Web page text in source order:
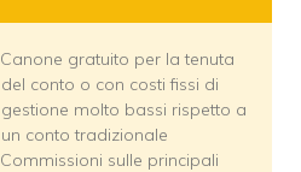
Canone gratuito per la tenuta
del conto o con costi fissi di
gestione molto bassi rispetto a
un conto tradizionale
Commissioni sulle principali